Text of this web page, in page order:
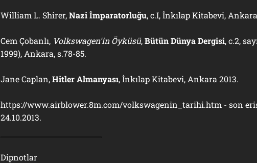
William L. Shirer,Nazi İmparatorluğu, c.I, İnkılap Kitabevi,
Cem Çobanlı, Volkswagen'in Öyküsü,Bütün Dünya Dergisi, c.2,
1999), Ankara, s.78-85.
Jane Caplan,Hitler Almanyası, İnkılap Kitabevi, Ankara 2013.
https://www.airblower.8m.com/volkswagenin_tarihi.htm - son
24.10.2013.
Dipnotlar